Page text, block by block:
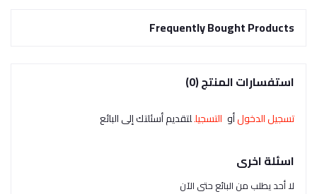
Frequently Bought Products
استفسارات المنتج (0)
تسجيل الدخولأو التسجيللتقديم أسئلتك إلى البائع
اسئلة اخرى
لا أحد يطلب من البائع حتى الآن